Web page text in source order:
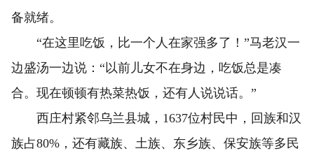
备就绪。
“在这里吃饭，比一个人在家强多了！”马老汉一
边盛汤一边说：“以前儿女不在身边，吃饭总是凑
合。现在顿顿有热菜热饭，还有人说说话。”
西庄村紧邻乌兰县城，1637位村民中，回族和汉
族占80%，还有藏族、土族、东乡族、保安族等多民